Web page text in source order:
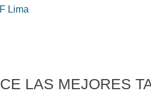
Lima
LAS MEJORES